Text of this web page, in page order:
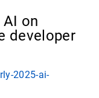
on
developer
2025-ai-